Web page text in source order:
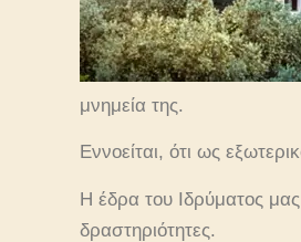
μνημεία της.
Εννοείται, ότι ως
Η έδρα του Ιδρύματος
δραστηριότητες.